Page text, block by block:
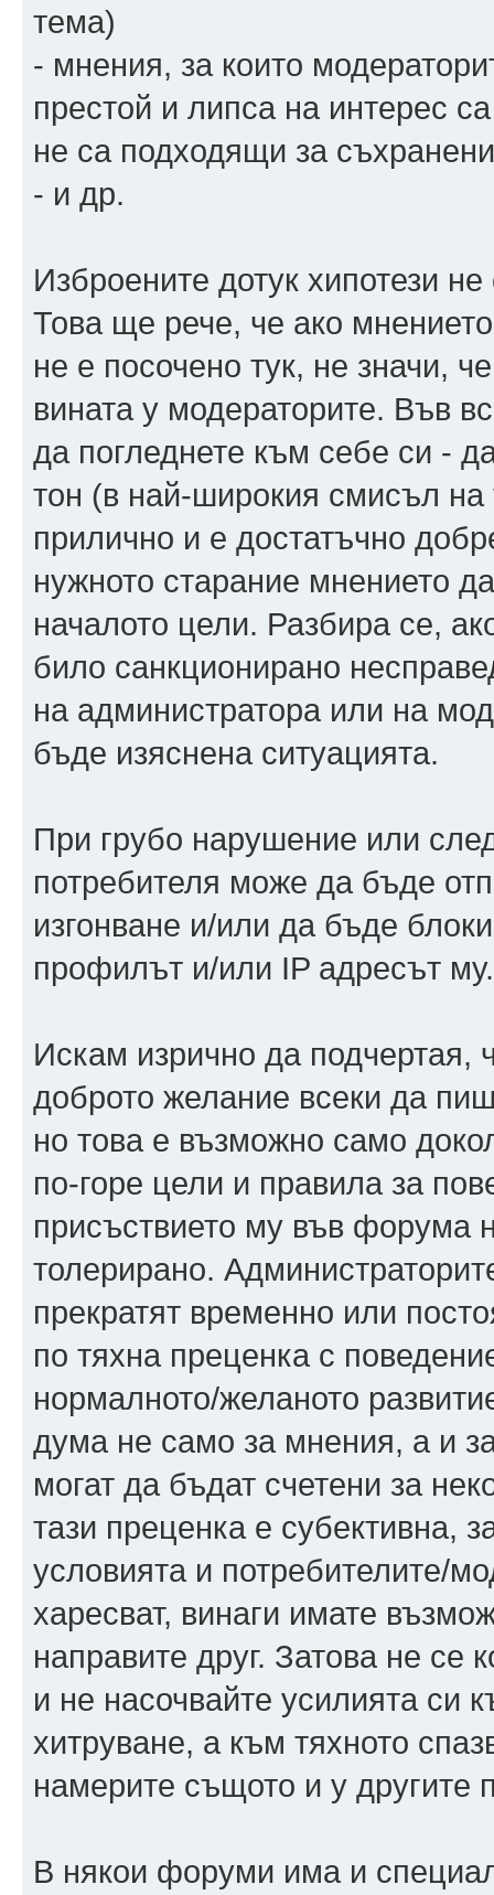
тема)
- мнения, за които
престой и липса на интерес
не са подходящи за
- и др.
Изброените дотук хипотези
Това ще рече, че ако
не е посочено тук, не значи,
вината у модераторите. Във
да погледнете към себе си -
тон (в най-широкия смисъл
прилично и е достатъчно
нужното старание мнението
началото цели. Разбира се,
било санкционирано
на администратора или на
бъде изяснена ситуацията.
При грубо нарушение или
потребителя може да бъде
изгонване и/или да бъде
профилът и/или IP адресът му.
Искам изрично да
доброто желание всеки да
но това е възможно само
по-горе цели и правила за
присъствието му във форума
толерирано.
прекратят временно или
по тяхна преценка с
нормалното/желаното
дума не само за мнения, а и
могат да бъдат счетени за
тази преценка е субективна,
условията и потребителите/
харесват, винаги имате
направите друг. Затова не се
и не насочвайте усилията си
хитруване, а към тяхното
намерите същото и у другите
В някои форуми има и